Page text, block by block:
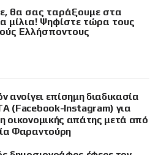
θα σας ταράξουμε στα
μίλια! Ψηφίστε τώρα τους
Ελλήσποντους
ανοίγει επίσημη διαδικασία
(Facebook-Instagram) για
οικονομικής απάτης μετά από
Φαραντούρη